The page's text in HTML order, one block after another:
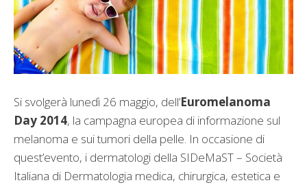
Si svolgerà lunedì 26 maggio, dell’Euromelanoma
Day 2014, la campagna europea di informazione sul
melanoma e sui tumori della pelle. In occasione di
quest’evento, i dermatologi della SIDeMaST – Società
Italiana di Dermatologia medica, chirurgica, estetica e